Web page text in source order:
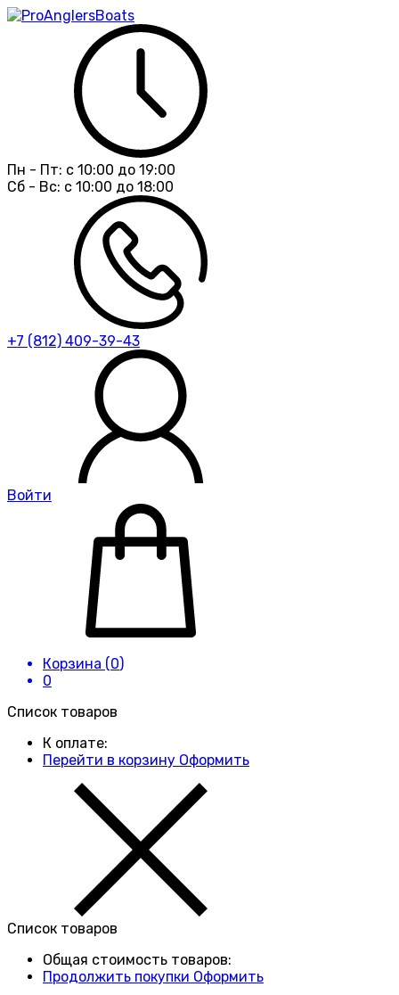
Пн - Пт: с 10:00 до 19:00
Сб - Вс: с 10:00 до 18:00
+7 (812) 409-39-43
Войти
Корзина (0)
0
Список товаров
К оплате:
Перейти в корзину Оформить
Список товаров
Общая стоимость товаров:
Продолжить покупки Оформить